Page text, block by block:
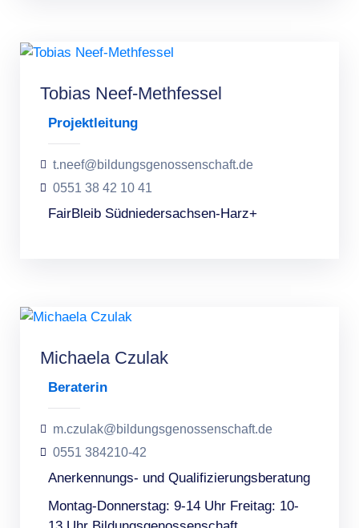
Tobias Neef-Methfessel
Projektleitung
t.neef@bildungsgenossenschaft.de
0551 38 42 10 41
FairBleib Südniedersachsen-Harz+
Michaela Czulak
Beraterin
m.czulak@bildungsgenossenschaft.de
0551 384210-42
Anerkennungs- und Qualifizierungsberatung
Montag-Donnerstag: 9-14 Uhr Freitag: 10-